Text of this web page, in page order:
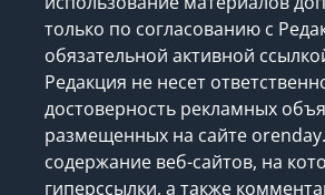
только по согласованию с
обязательной активной
Редакция не несет
достоверность рекламных
размещенных на сайте
содержание веб-сайтов, на
гиперссылки, а также